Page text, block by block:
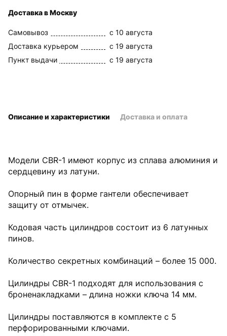
Доставка в Москву
Самовывоз
c 10 августа
Доставка курьером
c 19 августа
Пункт выдачи
c 19 августа
Модели CBR-1 имеют корпус из сплава алюминия и
сердцевину из латуни.
Опорный пин в форме гантели обеспечивает
защиту от отмычек.
Кодовая часть цилиндров состоит из 6 латунных
пинов.
Количество секретных комбинаций – более 15 000.
Цилиндры CBR-1 подходят для использования с
броненакладками – длина ножки ключа 14 мм.
Цилиндры поставляются в комплекте с 5
перфорированными ключами.
Описание и характеристики Доставка и оплата